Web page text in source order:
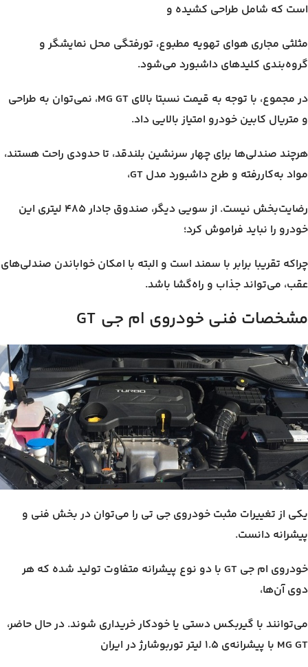
است که شامل طراحی کشیده و
مثلثی مجاری هوای تهویه مطبوع، تورفتگی محل نمایشگر و
گروه‌بندی کلیدهای داشبورد می‌شود.
در مجموع، با توجه به قیمت نسبتا بالای MG GT، نمی‌توان به طراحی
و متریال کابین خودرو امتیاز بالایی داد.
هرچند صندلی‌ها برای چهار سرنشین بلندقد، تا حدودی راحت هستند،
مواد به‌کاررفته و طرح داشبورد مدل GT،
رضایت‌بخش نیست. از سویی دیگر، صندوق جادار ۴۸۵ لیتری این
خودرو را نباید فراموش کرد؛
چراکه تقریبا برابر با سمند است و البته با امکان خواباندن صندلی‌های
عقب، می‌تواند جذاب و راه‌گشا باشد.
مشخصات فنی خودروی ام جی
یکی از تغییرات مثبت خودروی جی تی را می‌توان در بخش فنی و
پیشرانه دانست.
خودروی ام جی GT با دو نوع پیشرانه متفاوت تولید شده که هر
دوی آن‌ها،
می‌توانند با گیربکس دستی یا خودکار خریداری شوند. در حال حاضر،
MG GT با پیشرانه‌ی ۱.۵ لیتر توربوشارژ در
ایران